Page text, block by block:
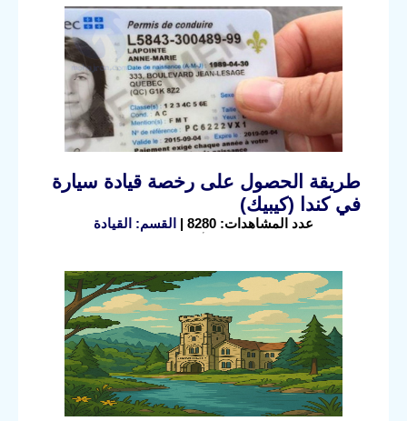
طريقة الحصول على رخصة قيادة سيارة
في كندا (كيبيك)
عدد المشاهدات: 8280 | القسم: القيادة